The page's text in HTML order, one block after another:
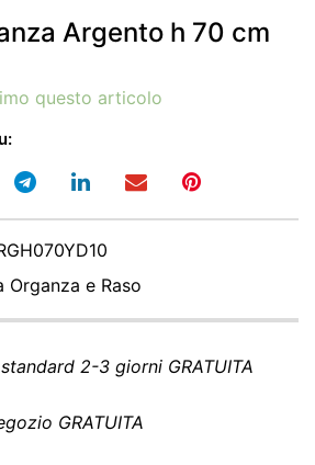
Argento h 70 cm
questo articolo
Organza e Raso
2-3 giorni GRATUITA
GRATUITA